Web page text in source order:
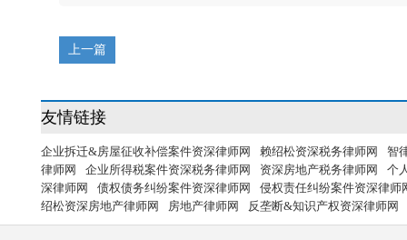
上一篇
友情链接
企业拆迁&房屋征收补偿案件资深律师网 赖绍松资深税务律师网
智
律师网
企业所得税案件资深税务律师网 资深房地产税务律师网
个
深律师网
债权债务纠纷案件资深律师网
侵权责任纠纷案件资深律师
绍松资深房地产律师网
房地产律师网 反垄断&知识产权资深律师网